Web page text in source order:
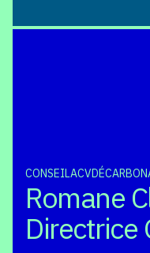
CONSEILACV
Romane
Directrice